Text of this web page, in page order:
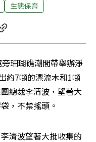
生態保育
珊瑚礁潮間帶舉辦淨
約7噸的漂流木和1噸
總裁李清波，望著大
，不禁搖頭。
清波望著大批收集的